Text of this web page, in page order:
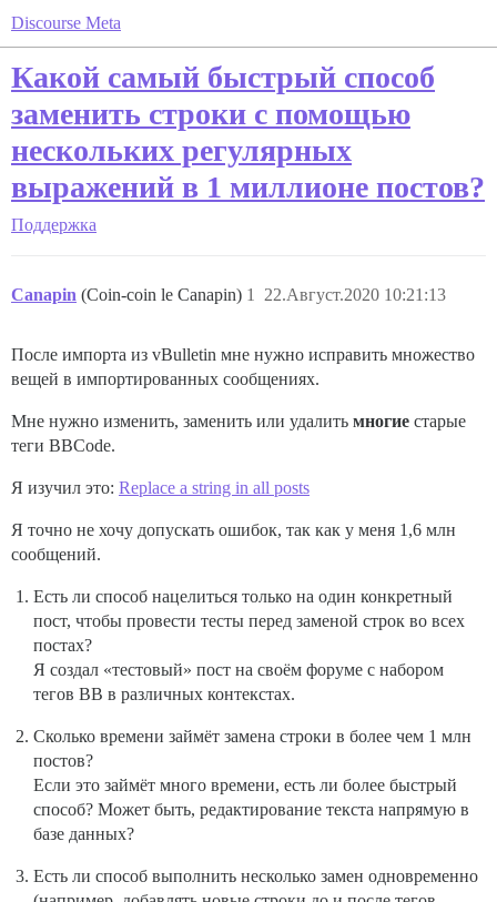
Discourse Meta
Какой самый быстрый способ
заменить строки с помощью
нескольких регулярных
выражений в 1 миллионе постов?
Поддержка
Canapin (Coin-coin le Canapin) 22.Август.2020 10:21:13
1
После импорта из vBulletin мне нужно исправить множество
вещей в импортированных сообщениях.
Мне нужно изменить, заменить или удалить многие старые
теги BBCode.
Я изучил это: Replace a string in all posts
Я точно не хочу допускать ошибок, так как у меня 1,6 млн
сообщений.
Есть ли способ нацелиться только на один конкретный
пост, чтобы провести тесты перед заменой строк во всех
постах?
Я создал «тестовый» пост на своём форуме с набором
тегов BB в различных контекстах.
Сколько времени займёт замена строки в более чем 1 млн
постов?
Если это займёт много времени, есть ли более быстрый
способ? Может быть, редактирование текста напрямую в
базе данных?
Есть ли способ выполнить несколько замен одновременно